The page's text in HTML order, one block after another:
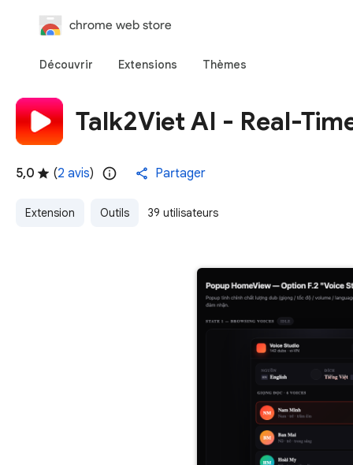
chrome web store
Découvrir Extensions Thèmes
Talk2Viet AI - Real-
5,0 (2 avis) Partager
Extension Outils 39 utilisateurs